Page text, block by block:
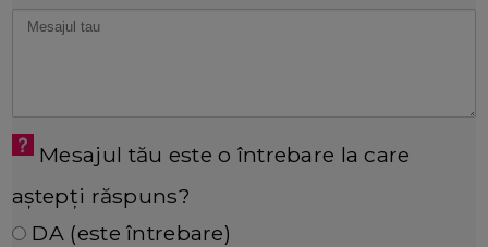
Mesajul tău este o întrebare la care
aștepți răspuns?
DA (este întrebare)